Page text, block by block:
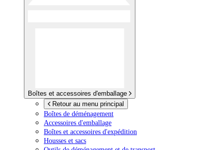
Boîtes et accessoires d'emballage
Retour au menu principal
Boîtes de déménagement
Accessoires d'emballage
Boîtes et accessoires d'expédition
Housses et sacs